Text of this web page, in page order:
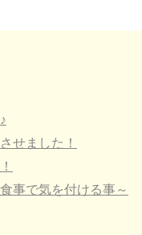
せました！
事で気を付ける事～